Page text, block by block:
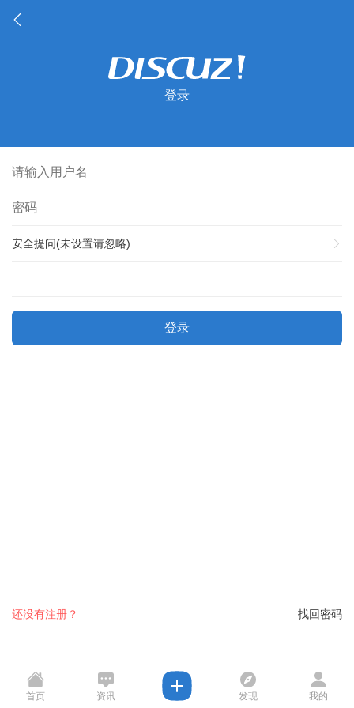
登录
安全提问(未设置请忽略)
登录
找回密码
还没有注册？
首页 资讯 发现 我的